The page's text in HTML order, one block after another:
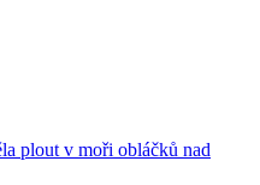
plout v moři obláčků nad